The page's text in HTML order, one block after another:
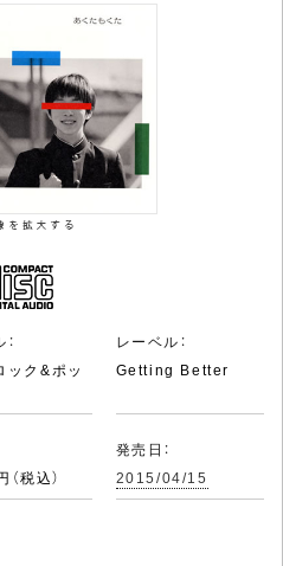
ック&ポッ
レーベル：
Getting Better
税込）
発売日：
2015/04/15